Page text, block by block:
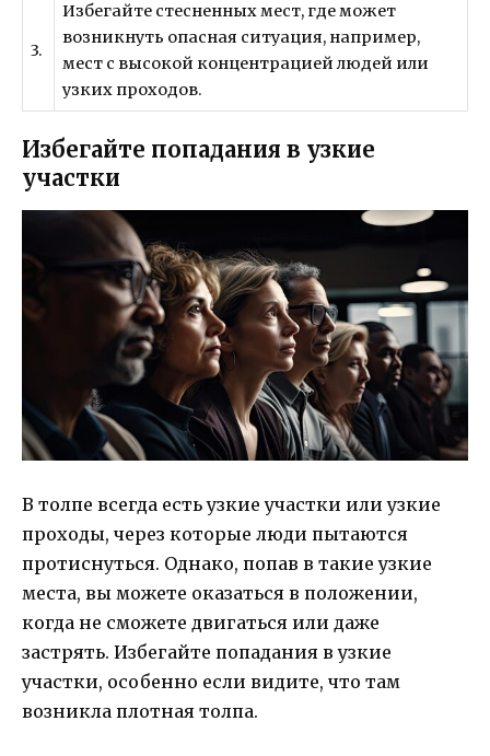
3.
Избегайте стесненных мест, где может
возникнуть опасная ситуация, например,
мест с высокой концентрацией людей или
узких проходов.
Избегайте попадания в узкие
участки
В толпе всегда есть узкие участки или узкие
проходы, через которые люди пытаются
протиснуться. Однако, попав в такие узкие
места, вы можете оказаться в положении,
когда не сможете двигаться или даже
застрять. Избегайте попадания в узкие
участки, особенно если видите, что там
возникла плотная толпа.